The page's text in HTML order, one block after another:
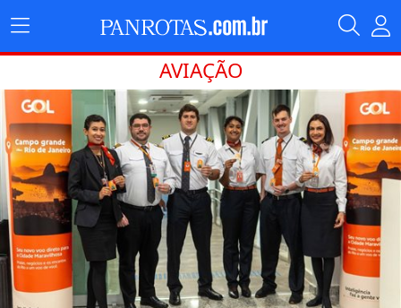
AVIAÇÃO